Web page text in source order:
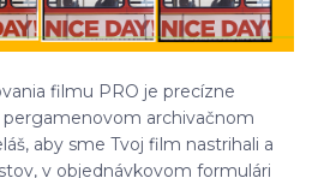
filmu PRO je precízne
pergamenovom archivačnom
aby sme Tvoj film nastrihali a
v objednávkovom formulári